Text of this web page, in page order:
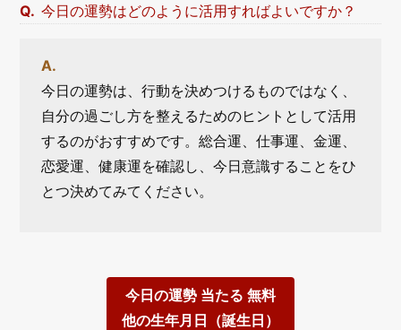
今日の運勢はどのように活用すればよいですか？
今日の運勢は、行動を決めつけるものではなく、
自分の過ごし方を整えるためのヒントとして活用
するのがおすすめです。総合運、仕事運、金運、
恋愛運、健康運を確認し、今日意識することをひ
とつ決めてみてください。
今日の運勢 当たる 無料
他の生年月日（誕生日）